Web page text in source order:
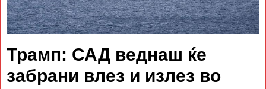
Трамп: САД веднаш ќе
забрани влез и излез во